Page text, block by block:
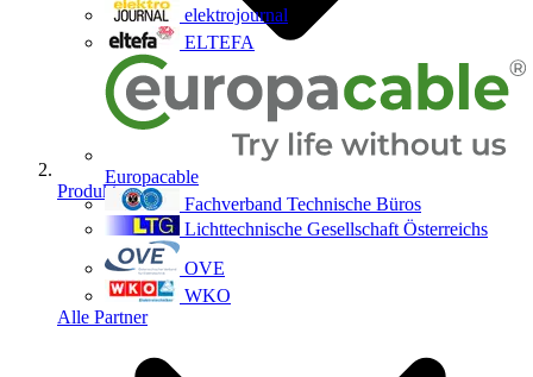
elektrojournal
ELTEFA
Europacable
Fachverband Technische Büros
Lichttechnische Gesellschaft Österreichs
OVE
WKO
Alle Partner
Produkte